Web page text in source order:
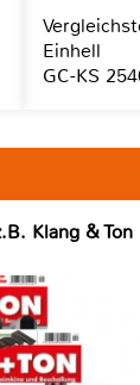
Klang & Ton
Einhell
GC-KS